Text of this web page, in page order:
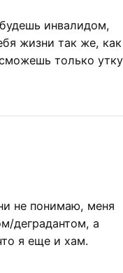
инвалидом,
жизни так же, как
только утку
не понимаю, меня
деградантом, а
я еще и хам.